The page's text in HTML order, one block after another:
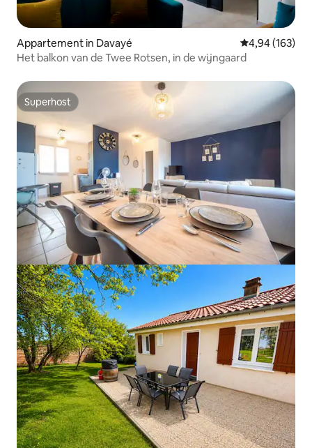
Appartement in Davayé Gemiddelde
4,94 (163)
Het balkon van de Twee Rotsen, in de wijngaard
Superhost
Superhost